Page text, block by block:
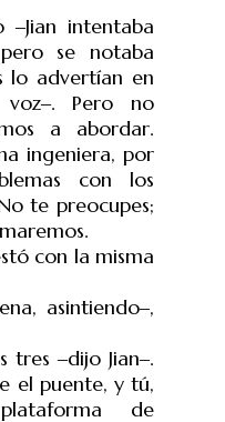
intentaba
se notaba
lo advertían en
Pero no
a abordar.
ingeniera, por
con los
te preocupes;
ó con la misma
asintiendo‒,
‒dijo Jian‒.
el puente, y tú,
de